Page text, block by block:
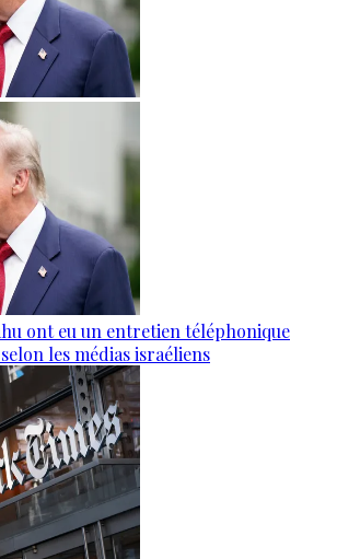
ont eu un entretien téléphonique
les médias israéliens